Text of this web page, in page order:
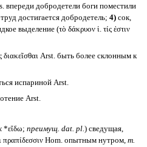
впереди добродетели боги поместили
достигается добродетель; 4)сок,
выделение (τὸ δάκρυον ἱ. τίς ἐστιν
διακεῖσθαι Arst. быть более склонным к
испариной Arst.
Arst.
*εἴδω; преимущ. dat. pl.) сведущая,
πραπίδεσσιν Hom. опытным нутром, т.